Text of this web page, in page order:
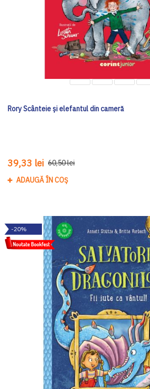
Rory Scânteie și elefantul din cameră
39,33 lei 60,50 lei
ADAUGĂ ÎN COȘ
-20%